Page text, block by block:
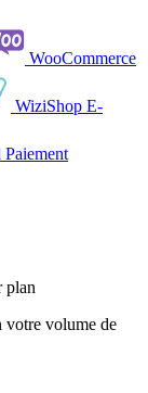
WooCommerce
WiziShop E-
Paiement
plan
votre volume de